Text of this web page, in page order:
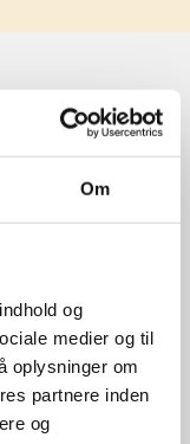
Om
og
medier og til
oplysninger om
partnere inden
og
stor
vi
for